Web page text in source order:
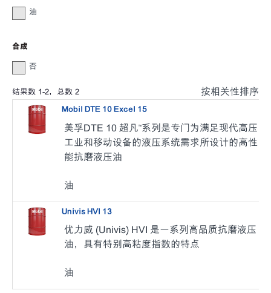
油
合成
否
结果数 1-2，总数 2 按相关性排序
Mobil DTE 10 Excel 15
美孚DTE 10 超凡™系列是专门为满足现代高压
工业和移动设备的液压系统需求所设计的高性
能抗磨液压油
油
Univis HVI 13
优力威 (Univis) HVI 是一系列高品质抗磨液压
油，具有特别高粘度指数的特点
油